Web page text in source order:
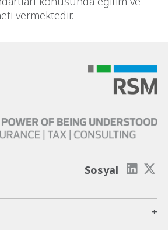
vermektedir.
Sosyal
+